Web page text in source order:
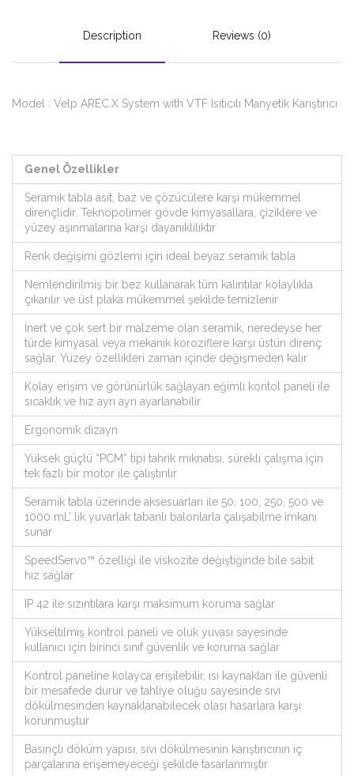
Description Reviews (0)
Model : Velp AREC.X System with VTF Isıtıcılı Manyetik Karıştırıcı
Genel Özellikler
Seramik tabla asit, baz ve çözücülere karşı mükemmel
dirençlidir. Teknopolimer gövde kimyasallara, çiziklere ve
yüzey aşınmalarına karşı dayanıklılıktır
Renk değişimi gözlemi için ideal beyaz seramik tabla
Nemlendirilmiş bir bez kullanarak tüm kalıntılar kolaylıkla
çıkarılır ve üst plaka mükemmel şekilde temizlenir
İnert ve çok sert bir malzeme olan seramik, neredeyse her
türde kimyasal veya mekanik koroziflere karşı üstün direnç
sağlar. Yüzey özellikleri zaman içinde değişmeden kalır
Kolay erişim ve görünürlük sağlayan eğimli kontol paneli ile
sıcaklık ve hız ayrı ayrı ayarlanabilir
Ergonomik dizayn
Yüksek güçlü “PCM” tipi tahrik mıknatısı, sürekli çalışma için
tek fazlı bir motor ile çalıştırılır
Seramik tabla üzerinde aksesuarları ile 50, 100, 250, 500 ve
1000 mL’ lik yuvarlak tabanlı balonlarla çalışabilme imkanı
sunar
SpeedServo™ özelliği ile viskozite değiştiğinde bile sabit
hız sağlar
IP 42 ile sızıntılara karşı maksimum koruma sağlar
Yükseltilmiş kontrol paneli ve oluk yuvası sayesinde
kullanıcı için birinci sınıf güvenlik ve koruma sağlar
Kontrol paneline kolayca erişilebilir, ısı kaynakları ile güvenli
bir mesafede durur ve tahliye oluğu sayesinde sıvı
dökülmesinden kaynaklanabilecek olası hasarlara karşı
korunmuştur
Basınçlı döküm yapısı, sıvı dökülmesinin karıştırıcının iç
parçalarına erişemeyeceği şekilde tasarlanmıştır